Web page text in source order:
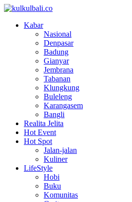
Kabar
Nasional
Denpasar
Badung
Gianyar
Jembrana
Tabanan
Klungkung
Buleleng
Karangasem
Bangli
Realita Jelita
Hot Event
Hot Spot
Jalan-jalan
Kuliner
LifeStyle
Hobi
Buku
Komunitas